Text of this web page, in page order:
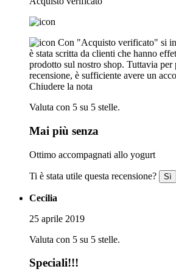
Con "Acquisto verificato" si
è stata scritta da clienti che hanno
prodotto sul nostro shop. Tuttavia per
recensione, è sufficiente avere un
Chiudere la nota
Valuta con 5 su 5 stelle.
Mai più senza
Ottimo accompagnati allo yogurt
Ti è stata utile questa recensione? Sì
Cecilia
25 aprile 2019
Valuta con 5 su 5 stelle.
Speciali!!!